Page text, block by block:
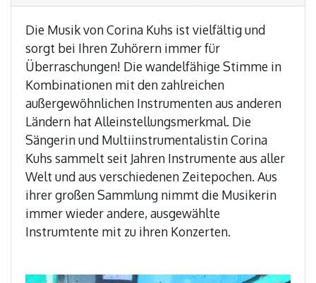
Die Musik von Corina Kuhs ist vielfältig und
sorgt bei Ihren Zuhörern immer für
Überraschungen! Die wandelfähige Stimme in
Kombinationen mit den zahlreichen
außergewöhnlichen Instrumenten aus anderen
Ländern hat Alleinstellungsmerkmal. Die
Sängerin und Multiinstrumentalistin Corina
Kuhs sammelt seit Jahren Instrumente aus aller
Welt und aus verschiedenen Zeitepochen. Aus
ihrer großen Sammlung nimmt die Musikerin
immer wieder andere, ausgewählte
Instrumtente mit zu ihren Konzerten.